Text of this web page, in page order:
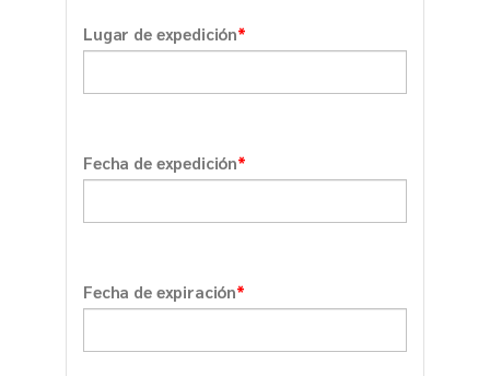
Lugar de expedición*
Fecha de expedición*
Fecha de expiración*